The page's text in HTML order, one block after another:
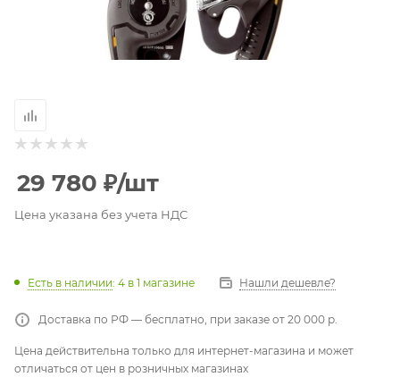
29 780 ₽/шт
Цена указана без учета НДС
Есть в наличии: 4 в 1 магазине Нашли дешевле?
Доставка по РФ — бесплатно, при заказе от 20 000 р.
Цена действительна только для интернет-магазина и может
отличаться от цен в розничных магазинах